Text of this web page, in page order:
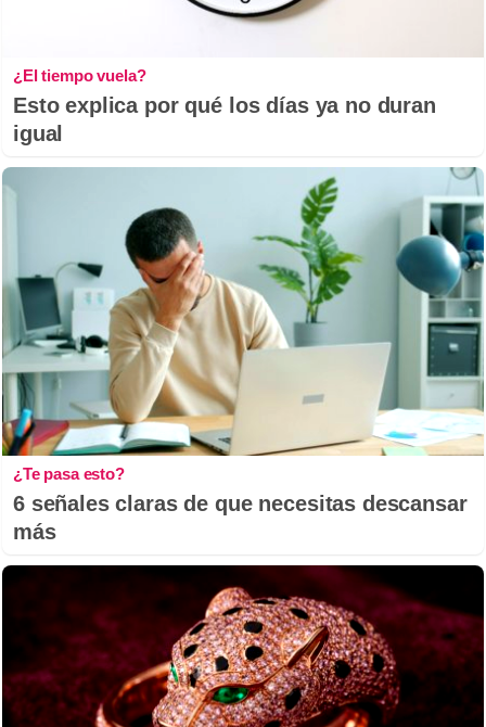
¿El tiempo vuela?
Esto explica por qué los días ya no duran
igual
¿Te pasa esto?
6 señales claras de que necesitas descansar
más